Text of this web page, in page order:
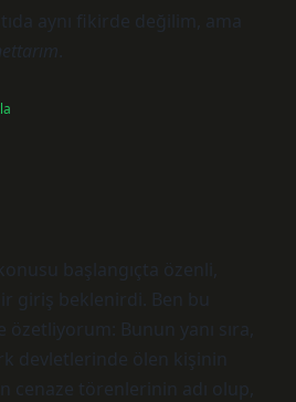
aynı fikirde değilim, ama
başlangıçta özenli,
giriş beklenirdi. Ben bu
Bunun yanı sıra,
devletlerinde ölen kişinin
cenaze törenlerinin adı olup,